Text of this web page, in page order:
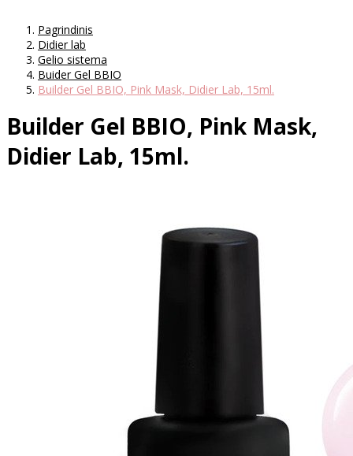
Pagrindinis
Didier lab
Gelio sistema
Buider Gel BBIO
Builder Gel BBIO, Pink Mask, Didier Lab, 15ml.
Builder Gel BBIO, Pink Mask,
Didier Lab, 15ml.